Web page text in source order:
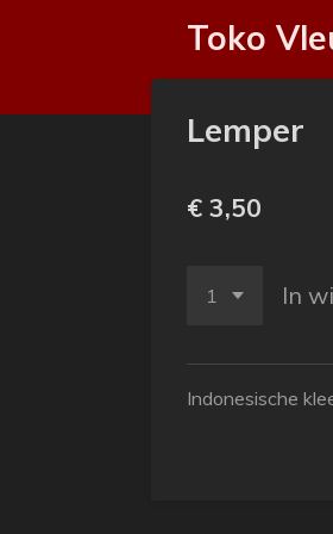
de
Toko
Lemper
€ 3,50
In
Indonesische